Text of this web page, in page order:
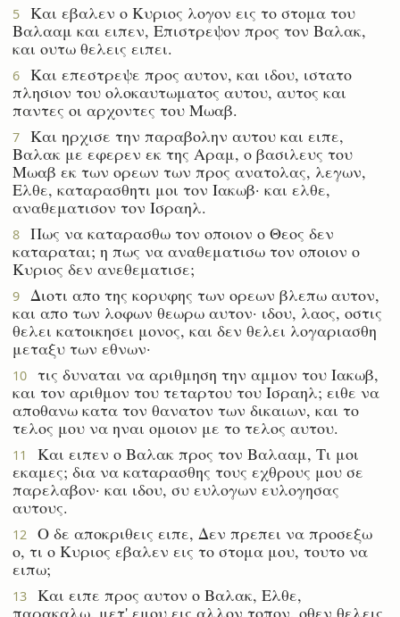
5
Και εβαλεν ο Κυριος λογον εις το στομα του
Βαλααμ και ειπεν, Επιστρεψον προς τον Βαλακ,
και ουτω θελεις ειπει.
6
Και επεστρεψε προς αυτον, και ιδου, ιστατο
πλησιον του ολοκαυτωματος αυτου, αυτος και
παντες οι αρχοντες του Μωαβ.
7
Και ηρχισε την παραβολην αυτου και ειπε,
Βαλακ με εφερεν εκ της Αραμ, ο βασιλευς του
Μωαβ εκ των ορεων των προς ανατολας, λεγων,
Ελθε, καταρασθητι μοι τον Ιακωβ· και ελθε,
αναθεματισον τον Ισραηλ.
8
Πως να καταρασθω τον οποιον ο Θεος δεν
καταραται; η πως να αναθεματισω τον οποιον ο
Κυριος δεν ανεθεματισε;
9
Διοτι απο της κορυφης των ορεων βλεπω αυτον,
και απο των λοφων θεωρω αυτον· ιδου, λαος, οστις
θελει κατοικησει μονος, και δεν θελει λογαριασθη
μεταξυ των εθνων·
10
τις δυναται να αριθμηση την αμμον του Ιακωβ,
και τον αριθμον του τεταρτου του Ισραηλ; ειθε να
αποθανω κατα τον θανατον των δικαιων, και το
τελος μου να ηναι ομοιον με το τελος αυτου.
11
Και ειπεν ο Βαλακ προς τον Βαλααμ, Τι μοι
εκαμες; δια να καταρασθης τους εχθρους μου σε
παρελαβον· και ιδου, συ ευλογων ευλογησας
αυτους.
12
Ο δε αποκριθεις ειπε, Δεν πρεπει να προσεξω
ο, τι ο Κυριος εβαλεν εις το στομα μου, τουτο να
ειπω;
13
Και ειπε προς αυτον ο Βαλακ, Ελθε,
παρακαλω, μετ' εμου εις αλλον τοπον, οθεν θελεις